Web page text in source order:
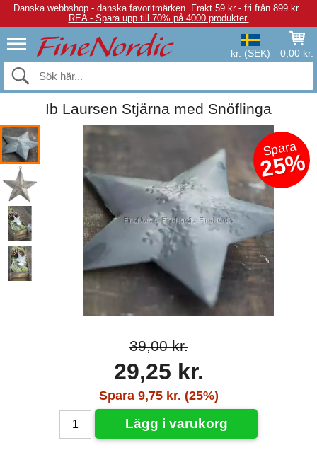
Danska webbshop - danska favoritmärken. Frakt 59 kr - fri från 899 kr.
REA - Spara upp till 70% på 4000 produkter.
kr. (SEK) 0,00 kr.
Ib Laursen Stjärna med Snöflinga
Spara
25%
39,00 kr.
29,25 kr.
Spara 9,75 kr. (25%)
Lägg i varukorg